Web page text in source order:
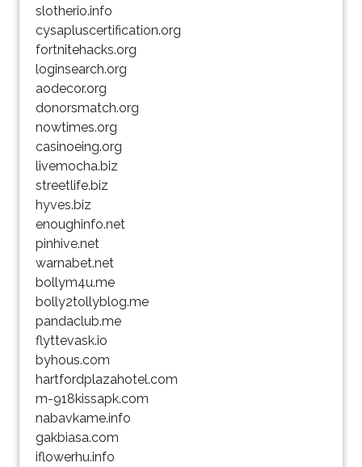
slotherio.info
cysapluscertification.org
fortnitehacks.org
loginsearch.org
aodecor.org
donorsmatch.org
nowtimes.org
casinoeing.org
livemocha.biz
streetlife.biz
hyves.biz
enoughinfo.net
pinhive.net
warnabet.net
bollym4u.me
bolly2tollyblog.me
pandaclub.me
flyttevask.io
byhous.com
hartfordplazahotel.com
m-918kissapk.com
nabavkame.info
gakbiasa.com
iflowerhu.info